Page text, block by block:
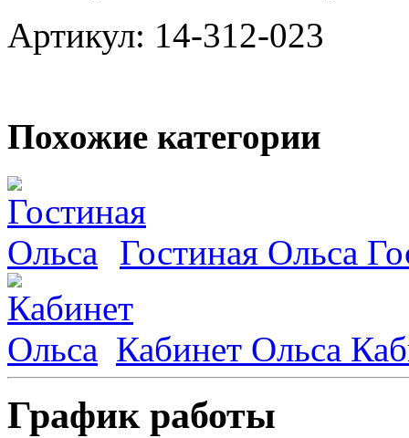
Артикул: 14-312-023
Похожие категории
Гостиная Ольса
Кабинет Ольса
График работы